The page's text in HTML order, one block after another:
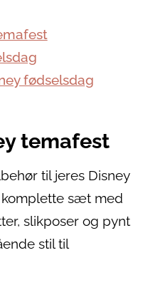
fødselsdag
temafest
til jeres Disney
sæt med
slikposer og pynt
stil til